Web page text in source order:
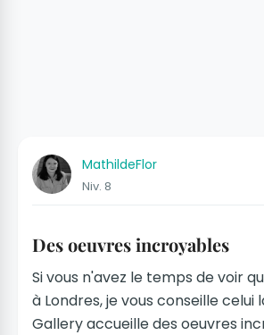
MathildeFlor
Niv. 8
Des oeuvres incroyables
Si vous n'avez le temps de voir
à Londres, je vous conseille celui
Gallery accueille des oeuvres